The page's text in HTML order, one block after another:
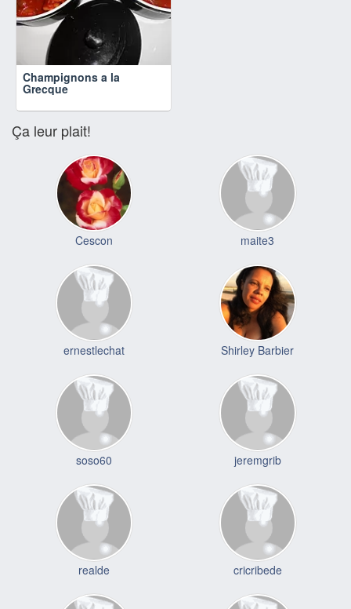
Champignons a la
Grecque
Ça leur plait!
Cescon maite3
ernestlechat Shirley Barbier
soso60 jeremgrib
realde cricribede